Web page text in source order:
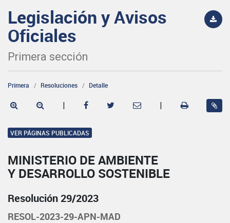
Legislación y Avisos
Oficiales
Primera sección
Primera Resoluciones Detalle
| |
VER PÁGINAS PUBLICADAS
MINISTERIO DE AMBIENTE
Y DESARROLLO SOSTENIBLE
Resolución 29/2023
RESOL-2023-29-APN-MAD